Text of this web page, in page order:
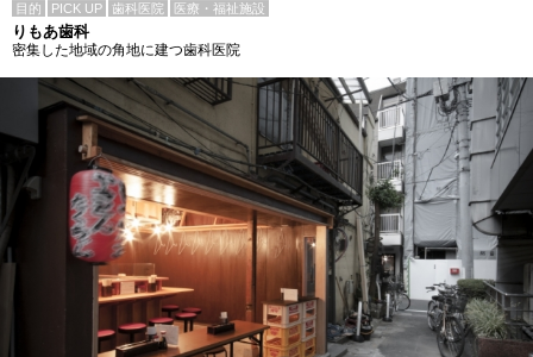
目的 PICK UP 歯科医院 医療・福祉施設
りもあ歯科
密集した地域の角地に建つ歯科医院